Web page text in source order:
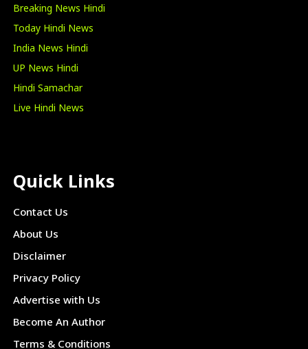
Breaking News Hindi
Today Hindi News
India News Hindi
UP News Hindi
Hindi Samachar
Live Hindi News
Quick Links
Contact Us
About Us
Disclaimer
Privacy Policy
Advertise with Us
Become An Author
Terms & Conditions